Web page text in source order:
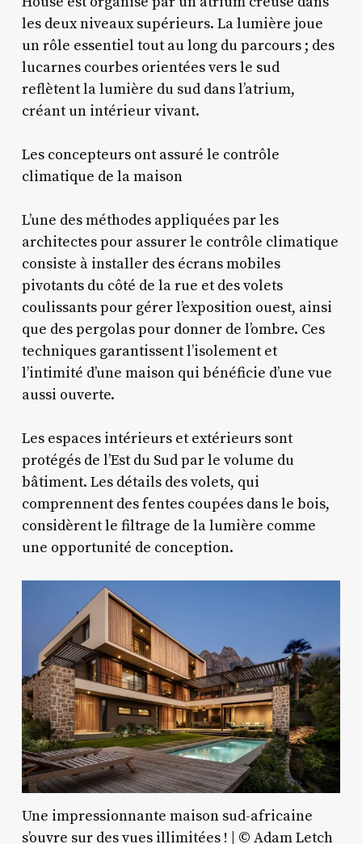
les deux niveaux supérieurs. La lumière joue
un rôle essentiel tout au long du parcours ; des
lucarnes courbes orientées vers le sud
reflètent la lumière du sud dans l’atrium,
créant un intérieur vivant.
Les concepteurs ont assuré le contrôle
climatique de la maison
L’une des méthodes appliquées par les
architectes pour assurer le contrôle climatique
consiste à installer des écrans mobiles
pivotants du côté de la rue et des volets
coulissants pour gérer l’exposition ouest, ainsi
que des pergolas pour donner de l’ombre. Ces
techniques garantissent l’isolement et
l’intimité d’une maison qui bénéficie d’une vue
aussi ouverte.
Les espaces intérieurs et extérieurs sont
protégés de l’Est du Sud par le volume du
bâtiment. Les détails des volets, qui
comprennent des fentes coupées dans le bois,
considèrent le filtrage de la lumière comme
une opportunité de conception.
Une impressionnante maison sud-africaine
s’ouvre sur des vues illimitées ! | © Adam Letch